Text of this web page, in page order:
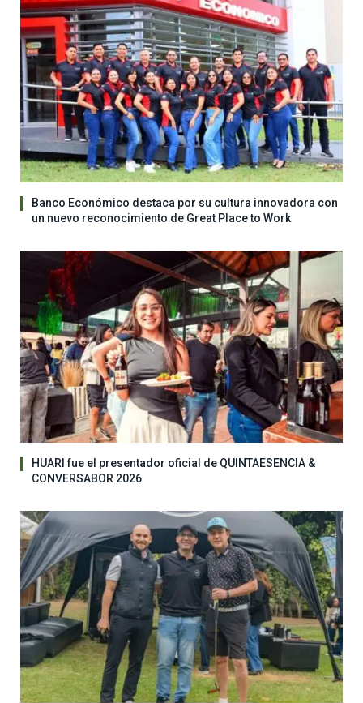
Banco Económico destaca por su cultura innovadora con
un nuevo reconocimiento de Great Place to Work
HUARI fue el presentador oficial de QUINTAESENCIA &
CONVERSABOR 2026